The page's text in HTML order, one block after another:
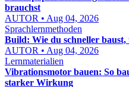
brauchst
AUTOR • Aug 04, 2026
Sprachlernmethoden
Build: Wie du schneller baust,
AUTOR • Aug 04, 2026
Lernmaterialien
Vibrationsmotor bauen: So
starker Wirkung